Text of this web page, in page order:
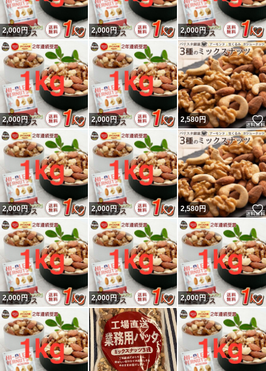
2,000円 いいね！
2,000円 いいね！
2,000円
2,000円 いいね！
2,000円 いいね！
2,580円
2,000円 いいね！
2,000円 いいね！
2,580円
2,000円 いいね！
2,000円 いいね！
2,000円